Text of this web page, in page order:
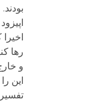
بودند.
رها
و
این